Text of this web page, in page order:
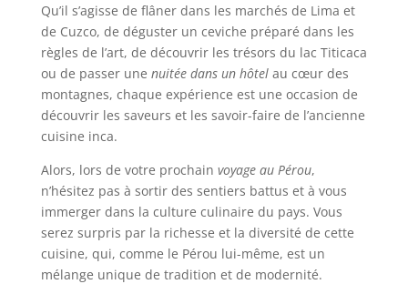
Qu’il s’agisse de flâner dans les marchés de Lima et
de Cuzco, de déguster un ceviche préparé dans les
règles de l’art, de découvrir les trésors du lac Titicaca
ou de passer une nuitée dans un hôtelau cœur des
montagnes, chaque expérience est une occasion de
découvrir les saveurs et les savoir-faire de l’ancienne
cuisine inca.
Alors, lors de votre prochain voyage au Pérou,
n’hésitez pas à sortir des sentiers battus et à vous
immerger dans la culture culinaire du pays. Vous
serez surpris par la richesse et la diversité de cette
cuisine, qui, comme le Pérou lui-même, est un
mélange unique de tradition et de modernité.